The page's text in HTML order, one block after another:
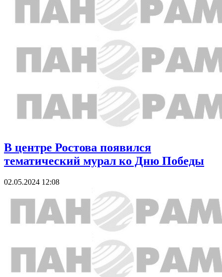
В центре Ростова появился
тематический мурал ко Дню Победы
02.05.2024 12:08